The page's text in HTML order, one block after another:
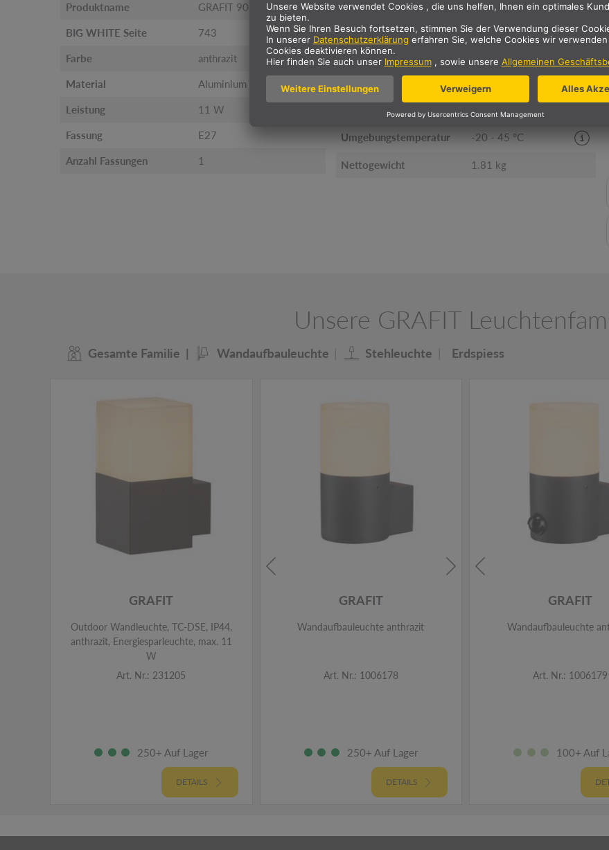
Produktname GRAFIT 90
BIG WHITE Seite 743
Farbe anthrazit
Material Aluminium
Leistung 11 W
Fassung E27
Anzahl Fassungen 1
IP Code IP44
Höhe 90 cm
Durchmesser 8.8 cm
Schlagfestigkeitsklasse IK02
Primäre Nennspannung 220-240V V ~ 50/60Hz
Umgebungstemperatur -20 - 45 °C
Nettogewicht 1.81 kg
Unsere GRAFIT
Gesamte Familie Wandaufbauleuchte Stehleuchte Erdspiess
GRAFIT
Outdoor Wandleuchte, TC-DSE, IP44,
anthrazit, Energiesparleuchte, max. 11
W
Art. Nr.: 231205
250+ Auf Lager
DETAILS
GRAFIT
Wandaufbauleuchte anthrazit
Art. Nr.: 1006178
250+ Auf Lager
DETAILS
GRAFIT
Wandaufbauleuchte
Art. Nr.: 1006179
100+ Auf